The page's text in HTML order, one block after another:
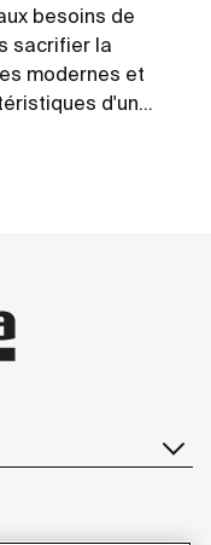
besoins de
sacrifier la
modernes et
d'un